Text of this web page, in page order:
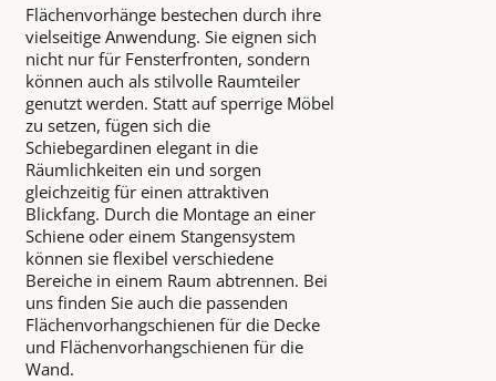
Flächenvorhänge bestechen durch ihre
vielseitige Anwendung. Sie eignen sich
nicht nur für Fensterfronten, sondern
können auch als stilvolle Raumteiler
genutzt werden. Statt auf sperrige Möbel
zu setzen, fügen sich die
Schiebegardinen elegant in die
Räumlichkeiten ein und sorgen
gleichzeitig für einen attraktiven
Blickfang. Durch die Montage an einer
Schiene oder einem Stangensystem
können sie flexibel verschiedene
Bereiche in einem Raum abtrennen. Bei
uns finden Sie auch die passenden
Flächenvorhangschienen für die Decke
und Flächenvorhangschienen für die
Wand.